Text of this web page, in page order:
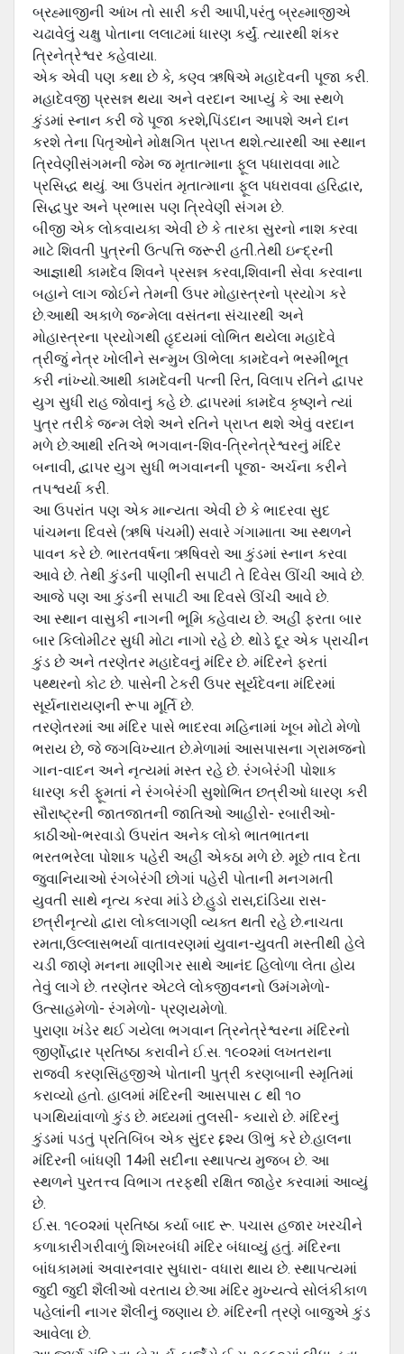
બ્રહ્માજીની આંખ તો સારી કરી આપી,પરંતુ બ્રહ્માજીએ
ચઢાવેલું ચક્ષુ પોતાના લલાટમાં ધારણ કર્યું. ત્યારથી શંકર
ત્રિનેત્રેશ્વર કહેવાયા.
એક એવી પણ કથા છે કે, કણ્વ ઋષિએ મહાદેવની પૂજા કરી.
મહાદેવજી પ્રસન્ન થયા અને વરદાન આપ્યું કે આ સ્થળે
કુંડમાં સ્નાન કરી જે પૂજા કરશે,પિંડદાન આપશે અને દાન
કરશે તેના પિતૃઓને મોક્ષગિત પ્રાપ્ત થશે.ત્યારથી આ સ્થાન
ત્રિવેણીસંગમની જેમ જ મૃતાત્માના ફૂલ પધારાવવા માટે
પ્રસિદ્ધ થયું. આ ઉપરાંત મૃતાત્માના ફૂલ પધરાવવા હરિદ્વાર,
સિદ્ધપુર અને પ્રભાસ પણ ત્રિવેણી સંગમ છે.
બીજી એક લોકવાયકા એવી છે કે તારકા સુરનો નાશ કરવા
માટે શિવતી પુત્રની ઉત્પત્તિ જરૂરી હતી.તેથી ઇન્દ્રની
આજ્ઞાથી કામદેવ શિવને પ્રસન્ન કરવા,શિવાની સેવા કરવાના
બહાને લાગ જોઈને તેમની ઉપર મોહાસ્ત્રનો પ્રયોગ કરે
છે.આથી અકાળે જન્મેલા વસંતના સંચારથી અને
મોહાસ્ત્રના પ્રયોગથી હૃદયમાં લોભિત થયેલા મહાદેવે
ત્રીજું નેત્ર ખોલીને સન્મુખ ઊભેલા કામદેવને ભસ્મીભૂત
કરી નાંખ્યો.આથી કામદેવની પત્ની રિત, વિલાપ રતિને દ્વાપર
યુગ સુધી રાહ જોવાનું કહે છે. દ્વાપરમાં કામદેવ કૃષ્ણને ત્યાં
પુત્ર તરીકે જન્મ લેશે અને રતિને પ્રાપ્ત થશે એવું વરદાન
મળે છે.આથી રતિએ ભગવાન-શિવ-ત્રિનેત્રેશ્વરનું મંદિર
બનાવી, દ્વાપર યુગ સુધી ભગવાનની પૂજા- અર્ચના કરીને
તપશ્વર્યા કરી.
આ ઉપરાંત પણ એક માન્યતા એવી છે કે ભાદરવા સુદ
પાંચમના દિવસે (ઋષિ પંચમી) સવારે ગંગામાતા આ સ્થળને
પાવન કરે છે. ભારતવર્ષના ઋષિવરો આ કુંડમાં સ્નાન કરવા
આવે છે. તેથી કુંડની પાણીની સપાટી તે દિવેસ ઊંચી આવે છે.
આજે પણ આ કુંડની સપાટી આ દિવસે ઊંચી આવે છે.
આ સ્થાન વાસુકી નાગની ભૂમિ કહેવાય છે. અહીં ફરતા બાર
બાર કિલોમીટર સુધી મોટા નાગો રહે છે. થોડે દૂર એક પ્રાચીન
કુંડ છે અને તરણેતર મહાદેવનું મંદિર છે. મંદિરને ફરતાં
પથ્થરનો કોટ છે. પાસેની ટેકરી ઉપર સૂર્યદેવના મંદિરમાં
સૂર્યનારાયણની રૂપા મૂર્તિ છે.
તરણેતરમાં આ મંદિર પાસે ભાદરવા મહિનામાં ખૂબ મોટો મેળો
ભરાય છે, જે જગવિખ્યાત છે.મેળામાં આસપાસના ગ્રામજનો
ગાન-વાદન અને નૃત્યમાં મસ્ત રહે છે. રંગબેરંગી પોશાક
ધારણ કરી ફૂમતાં ને રંગબેરંગી સુશોભિત છત્રીઓ ધારણ કરી
સૌરાષ્ટ્રની જાતજાતની જાતિઓ આહીરો- રબારીઓ-
કાઠીઓ-ભરવાડો ઉપરાંત અનેક લોકો ભાતભાતના
ભરતભરેલા પોશાક પહેરી અહીં એકઠા મળે છે. મૂછે તાવ દેતા
જુવાનિયાઓ રંગબેરંગી છોગાં પહેરી પોતાની મનગમતી
યુવતી સાથે નૃત્ય કરવા માંડે છે.હુડો રાસ,દાંડિયા રાસ-
છત્રીનૃત્યો દ્વારા લોકલાગણી વ્યક્ત થતી રહે છે.નાચતા
રમતા,ઉલ્લાસભર્યા વાતાવરણમાં યુવાન-યુવતી મસ્તીથી હેલે
ચડી જાણે મનના માણીગર સાથે આનંદ હિલોળા લેતા હોય
તેવું લાગે છે. તરણેતર એટલે લોકજીવનનો ઉમંગમેળો-
ઉત્સાહમેળો- રંગમેળો- પ્રણયમેળો.
પુરાણા ખંડેર થઈ ગયેલા ભગવાન ત્રિનેત્રેશ્વરના મંદિરનો
જીર્ણોદ્ધાર પ્રતિષ્ઠા કરાવીને ઈ.સ. ૧૯૦૨માં લખતરાના
રાજવી કરણસિંહજીએ પોતાની પુત્રી કરણબાની સ્મૃતિમાં
કરાવ્યો હતો. હાલમાં મંદિરની આસપાસ ૮ થી ૧૦
પગથિયાંવાળો કુંડ છે. મધ્યમાં તુલસી- કયારો છે. મંદિરનું
કુંડમાં પડતું પ્રતિબિંબ એક સુંદર દ્દશ્ય ઊભું કરે છે.હાલના
મંદિરની બાંધણી 14મી સદીના સ્થાપત્ય મુજબ છે. આ
સ્થળને પુરતત્ત્વ વિભાગ તરફથી રક્ષિત જાહેર કરવામાં આવ્યું
છે.
ઈ.સ. ૧૯૦૨માં પ્રતિષ્ઠા કર્યા બાદ રૂ. પચાસ હજાર ખરચીને
કળાકારીગરીવાળું શિખરબંધી મંદિર બંધાવ્યું હતું. મંદિરના
બાંધકામમાં અવારનવાર સુધારા- વધારા થાય છે. સ્થાપત્યમાં
જુદી જુદી શૈલીઓ વરતાય છે.આ મંદિર મુખ્યત્વે સોલંકીકાળ
પહેલાંની નાગર શૈલીનું જણાય છે. મંદિરની ત્રણે બાજુએ કુંડ
આવેલા છે.